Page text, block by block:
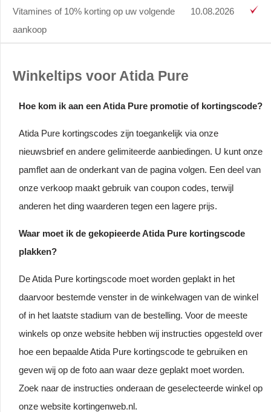
Vitamines of 10% korting op uw volgende
aankoop
10.08.2026
Winkeltips voor Atida Pure
Hoe kom ik aan een Atida Pure promotie of kortingscode?
Atida Pure kortingscodes zijn toegankelijk via onze
nieuwsbrief en andere gelimiteerde aanbiedingen. U kunt onze
pamflet aan de onderkant van de pagina volgen. Een deel van
onze verkoop maakt gebruik van coupon codes, terwijl
anderen het ding waarderen tegen een lagere prijs.
Waar moet ik de gekopieerde Atida Pure kortingscode
plakken?
De Atida Pure kortingscode moet worden geplakt in het
daarvoor bestemde venster in de winkelwagen van de winkel
of in het laatste stadium van de bestelling. Voor de meeste
winkels op onze website hebben wij instructies opgesteld over
hoe een bepaalde Atida Pure kortingscode te gebruiken en
geven wij op de foto aan waar deze geplakt moet worden.
Zoek naar de instructies onderaan de geselecteerde winkel op
onze website kortingenweb.nl.